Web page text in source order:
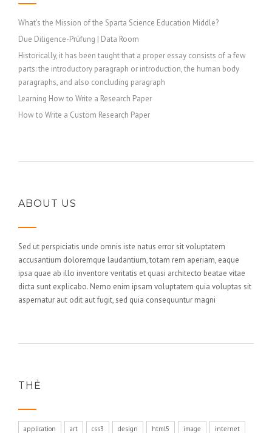
What’s the Mission of the Sparta Science Education Middle?
Due Diligence-Prüfung | Data Room
Historically, it has been taught that a proper essay consists of a few
parts: the introductory paragraph or introduction, the human body
paragraphs, and also concluding paragraph
Learning How to Write a Research Paper
How to Write a Custom Research Paper
ABOUT US
Sed ut perspiciatis unde omnis iste natus error sit voluptatem
accusantium doloremque laudantium, totam rem aperiam, eaque
ipsa quae ab illo inventore veritatis et quasi architecto beatae vitae
dicta sunt explicabo. Nemo enim ipsam voluptatem quia voluptas sit
aspernatur aut odit aut fugit, sed quia consequuntur magni
THẺ
application art css3 design html5 image internet